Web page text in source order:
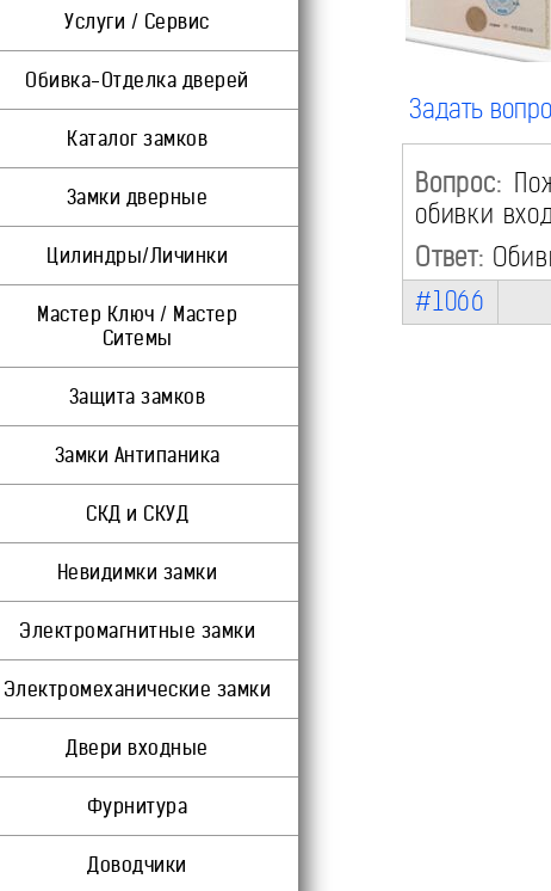
Услуги / Сервис
Обивка-Отделка дверей
Каталог замков
Замки дверные
Цилиндры/Личинки
Мастер Ключ / Мастер
Ситемы
Защита замков
Замки Антипаника
СКД и СКУД
Невидимки замки
Электромагнитные замки
Электромеханические замки
Двери входные
Фурнитура
Доводчики
Задать
Вопрос:
обивки
Ответ:
#1066